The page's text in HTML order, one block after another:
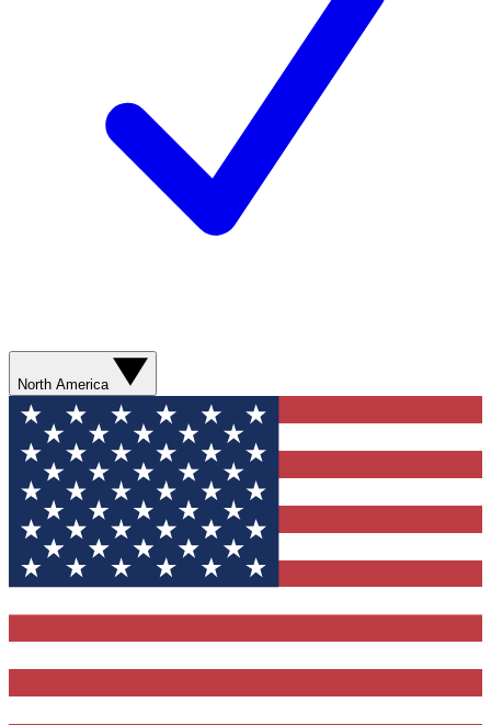
North America